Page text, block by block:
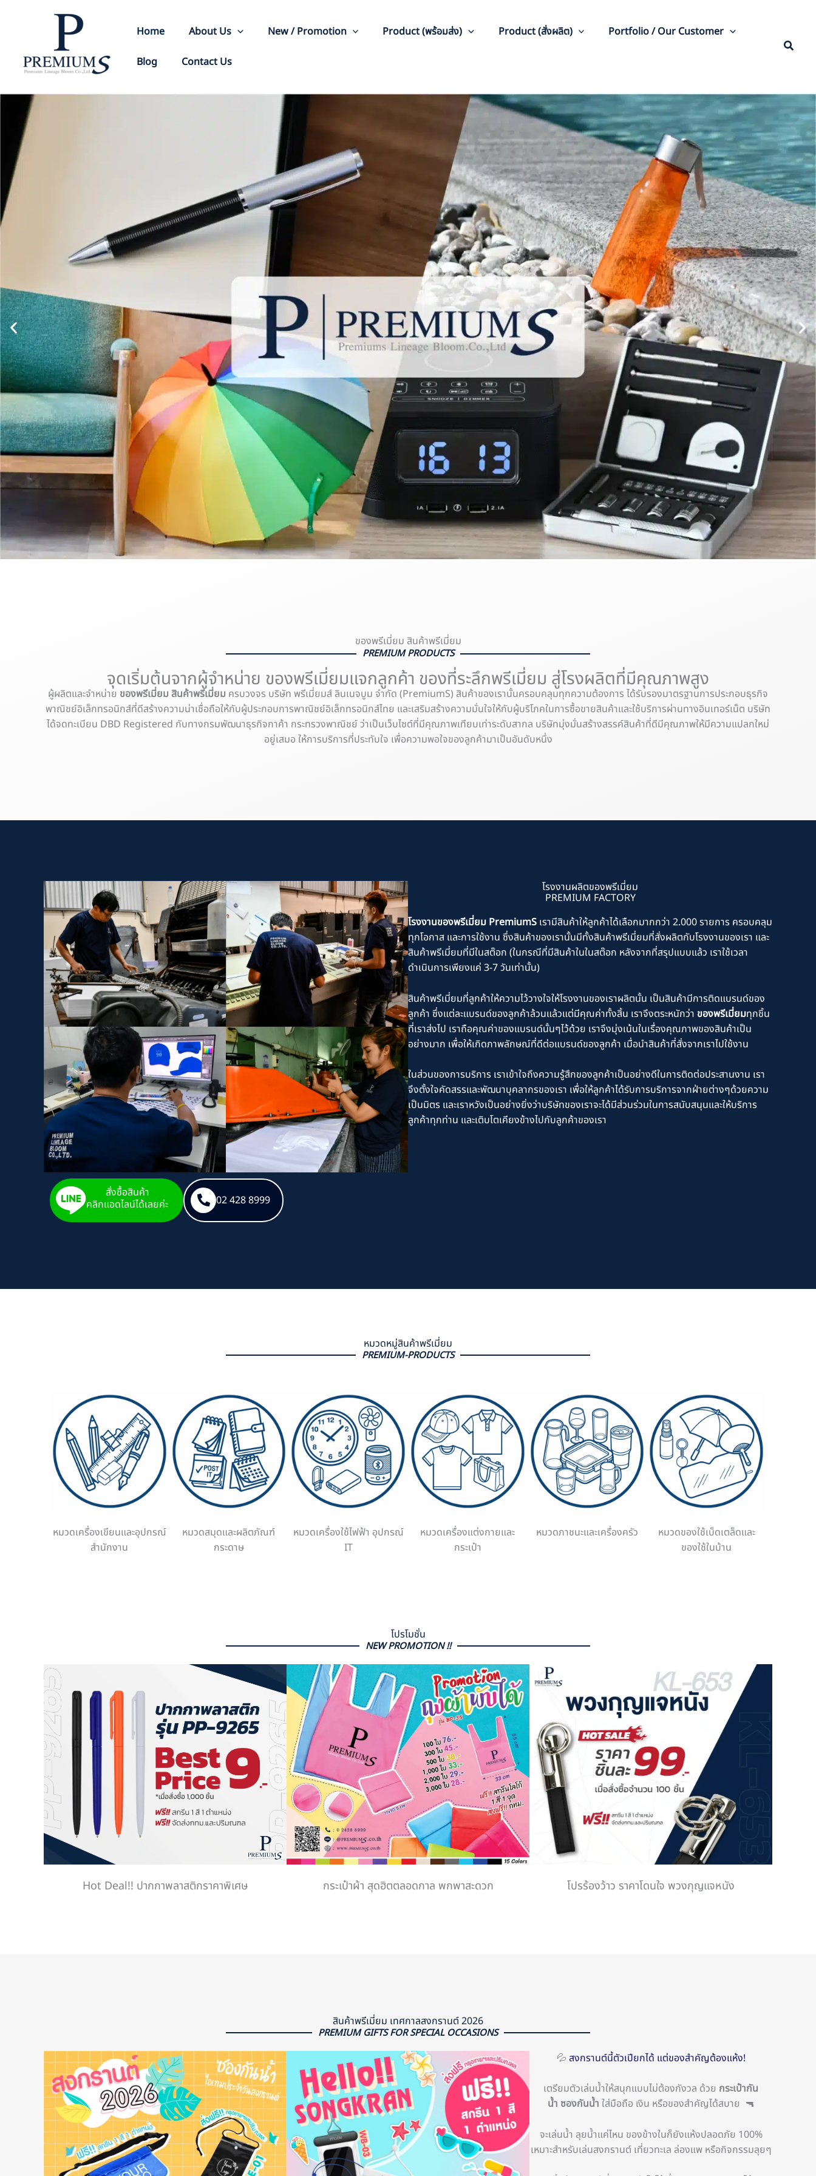
Home About Us New / Promotion Product (พร้อมส่ง) Product (สั่งผลิต) Portfolio / Our Customer
Blog Contact Us
ของพรีเมี่ยม สินค้าพรีเมี่ยม
PREMIUM PRODUCTS
จุดเริ่มต้นจากผู้จำหน่าย ของพรีเมี่ยมแจกลูกค้า ของที่ระลึกพรีเมี่ยม สู่โรงผลิตที่มีคุณภาพสูง
ผู้ผลิตและจำหน่าย ของพรีเมี่ยม สินค้าพรีเมี่ยม ครบวงจร บริษัท พรีเมี่ยมส์ ลินเนจบูม จำกัด (PremiumS) สินค้าของเรานั้นครอบคลุมทุกความต้องการ ได้รับรองมาตรฐานการประกอบธุรกิจ
พาณิชย์อิเล็กทรอนิกส์ที่ดีสร้างความน่าเชื่อถือให้กับผู้ประกอบการพาณิชย์อิเล็กทรอนิกส์ไทย และเสริมสร้างความมั่นใจให้กับผู้บริโภคในการซื้อขายสินค้าและใช้บริการผ่านทางอินเทอร์เน็ต บริษัท
ได้จดทะเบียน DBD Registered กับทางกรมพัฒนาธุรกิจกาค้า กระทรวงพาณิชย์ ว่าเป็นเว็บไซต์ที่มีคุณภาพเทียบเท่าระดับสากล บริษัทมุ่งมั่นสร้างสรรค์สินค้าที่ดีมีคุณภาพให้มีความแปลกใหม่
อยู่เสมอ ให้การบริการที่ประทับใจ เพื่อความพอใจของลูกค้ามาเป็นอันดับหนึ่ง
โรงงานผลิตของพรีเมี่ยม
PREMIUM FACTORY
โรงงานของพรีเมี่ยม PremiumS เรามีสินค้าให้ลูกค้าได้เลือกมากกว่า 2.000 รายการ ครอบคลุม
ทุกโอกาส และการใช้งาน ซึ่งสินค้าของเรานั้นมีทั้งสินค้าพรีเมี่ยมที่สั่งผลิตกับโรงงานของเรา และ
สินค้าพรีเมี่ยมที่มีในสต๊อก (ในกรณีที่มีสินค้าในในสต๊อก หลังจากที่สรุปแบบแล้ว เราใช้เวลา
ดำเนินการเพียงแค่ 3-7 วันเท่านั้น)
สินค้าพรีเมี่ยมที่ลูกค้าให้ความไว้วางใจให้โรงงานของเราผลิตนั้น เป็นสินค้ามีการติดแบรนด์ของ
ลูกค้า ซึ่งแต่ละแบรนด์ของลูกค้าล้วนแล้วแต่มีคุณค่าทั้งสิ้น เราจึงตระหนักว่า ของพรีเมี่ยมทุกชิ้น
ที่เราส่งไป เราถือคุณค่าของแบรนด์นั้นๆไว้ด้วย เราจึงมุ่งเน้นในเรื่องคุณภาพของสินค้าเป็น
อย่างมาก เพื่อให้เกิดภาพลักษณ์ที่ดีต่อแบรนด์ของลูกค้า เมื่อนำสินค้าที่สั่งจากเราไปใช้งาน
ในส่วนของการบริการ เราเข้าใจถึงความรู้สึกของลูกค้าเป็นอย่างดีในการติดต่อประสานงาน เรา
จึงตั้งใจคัดสรรและพัฒนาบุคลากรของเรา เพื่อให้ลูกค้าได้รับการบริการจากฝ่ายต่างๆด้วยความ
เป็นมิตร และเราหวังเป็นอย่างยิ่งว่าบริษัทของเราจะได้มีส่วนร่วมในการสนับสนุนและให้บริการ
ลูกค้าทุกท่าน และเติบโตเคียงข้างไปกับลูกค้าของเรา
สั่งซื้อสินค้า
คลิกแอดไลน์ได้เลยค่ะ
02 428 8999
หมวดหมู่สินค้าพรีเมี่ยม
PREMIUM-PRODUCTS
หมวดเครื่องเขียนและอุปกรณ์
สำนักงาน
หมวดสมุดและผลิตภัณฑ์
กระดาษ
หมวดเครื่องใช้ไฟฟ้า อุปกรณ์
IT
หมวดเครื่องแต่งกายและ
กระเป๋า
หมวดภาชนะและเครื่องครัว
หมวดของใช้เบ็ดเตล็ดและ
ของใช้ในบ้าน
โปรโมชั่น
NEW PROMOTION !!
Hot Deal!! ปากกาพลาสติกราคาพิเศษ กระเป๋าผ้า สุดฮิตตลอดกาล พกพาสะดวก โปรร้องว้าว ราคาโดนใจ พวงกุญแจหนัง
สินค้าพรีเมี่ยม เทศกาลสงกรานต์ 2026
PREMIUM GIFTS FOR SPECIAL OCCASIONS
💦 สงกรานต์นี้ตัวเปียกได้ แต่ของสำคัญต้องแห้ง!
เตรียมตัวเล่นน้ำให้สนุกแบบไม่ต้องกังวล ด้วย กระเป๋ากัน
น้ำ ซองกันน้ำ ใส่มือถือ เงิน หรือของสำคัญได้สบาย 🔫
จะเล่นน้ำ ลุยน้ำแค่ไหน ของข้างในก็ยังแห้งปลอดภัย 100%
เหมาะสำหรับเล่นสงกรานต์ เที่ยวทะเล ล่องแพ หรือกิจกรรมลุยๆ